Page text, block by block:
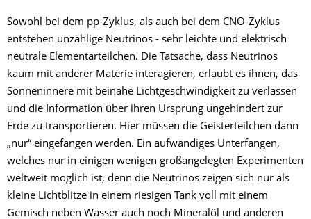
Sowohl bei dem pp-Zyklus, als auch bei dem CNO-Zyklus
entstehen unzählige Neutrinos - sehr leichte und elektrisch
neutrale Elementarteilchen. Die Tatsache, dass Neutrinos
kaum mit anderer Materie interagieren, erlaubt es ihnen, das
Sonneninnere mit beinahe Lichtgeschwindigkeit zu verlassen
und die Information über ihren Ursprung ungehindert zur
Erde zu transportieren. Hier müssen die Geisterteilchen dann
„nur“ eingefangen werden. Ein aufwändiges Unterfangen,
welches nur in einigen wenigen großangelegten Experimenten
weltweit möglich ist, denn die Neutrinos zeigen sich nur als
kleine Lichtblitze in einem riesigen Tank voll mit einem
Gemisch neben Wasser auch noch Mineralöl und anderen